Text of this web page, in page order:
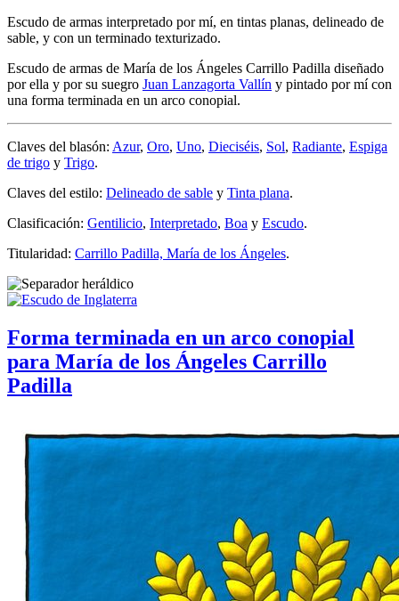
Escudo de armas interpretado por mí, en tintas planas, delineado de
sable, y con un terminado texturizado.
Escudo de armas de María de los Ángeles Carrillo Padilla diseñado
por ella y por su suegro Juan Lanzagorta Vallín y pintado por mí con
una forma terminada en un arco conopial.
Claves del blasón: Azur, Oro, Uno, Dieciséis, Sol, Radiante, Espiga
de trigo y Trigo.
Claves del estilo: Delineado de sable y Tinta plana.
Clasificación: Gentilicio, Interpretado, Boa y Escudo.
Titularidad: Carrillo Padilla, María de los Ángeles.
Forma terminada en un arco conopial
para María de los Ángeles Carrillo
Padilla